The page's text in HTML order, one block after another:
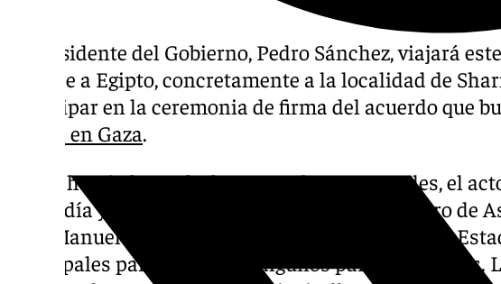
El presidente del Gobierno, Pedro Sánchez, viajará
octubre a Egipto, concretamente a la localidad de
participar en la ceremonia de firma del acuerdo que
guerra en Gaza.
Según han informado fuentes gubernamentales, el
mediodía y contará con la presencia del ministro de
José Manuel Albares, así como representantes de
principales países árabes y algunos países europeos.